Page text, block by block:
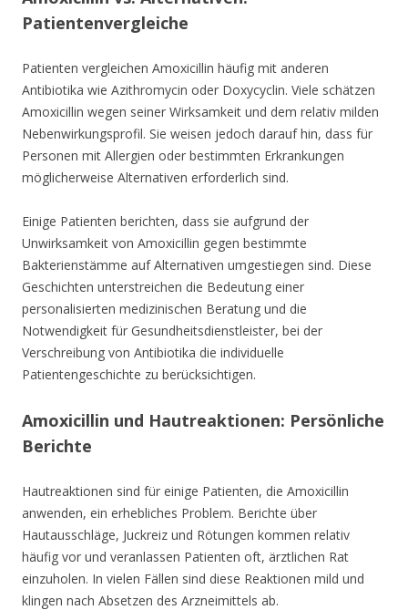
Patientenvergleiche
Patienten vergleichen Amoxicillin häufig mit anderen
Antibiotika wie Azithromycin oder Doxycyclin. Viele schätzen
Amoxicillin wegen seiner Wirksamkeit und dem relativ milden
Nebenwirkungsprofil. Sie weisen jedoch darauf hin, dass für
Personen mit Allergien oder bestimmten Erkrankungen
möglicherweise Alternativen erforderlich sind.
Einige Patienten berichten, dass sie aufgrund der
Unwirksamkeit von Amoxicillin gegen bestimmte
Bakterienstämme auf Alternativen umgestiegen sind. Diese
Geschichten unterstreichen die Bedeutung einer
personalisierten medizinischen Beratung und die
Notwendigkeit für Gesundheitsdienstleister, bei der
Verschreibung von Antibiotika die individuelle
Patientengeschichte zu berücksichtigen.
Amoxicillin und Hautreaktionen: Persönliche
Berichte
Hautreaktionen sind für einige Patienten, die Amoxicillin
anwenden, ein erhebliches Problem. Berichte über
Hautausschläge, Juckreiz und Rötungen kommen relativ
häufig vor und veranlassen Patienten oft, ärztlichen Rat
einzuholen. In vielen Fällen sind diese Reaktionen mild und
klingen nach Absetzen des Arzneimittels ab.